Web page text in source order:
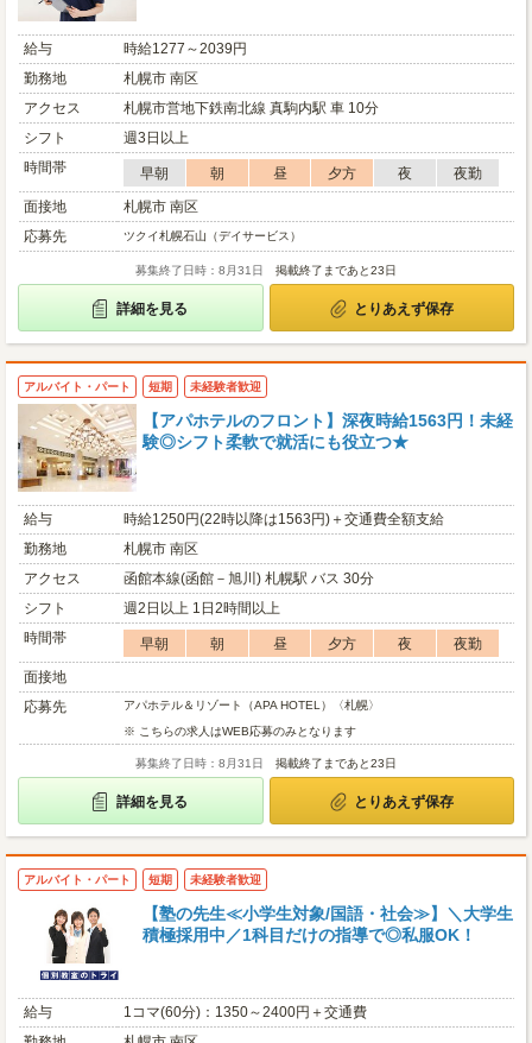
給与
時給1277～2039円
勤務地
札幌市 南区
アクセス
札幌市営地下鉄南北線 真駒内駅 車 10分
シフト
週3日以上
時間帯
早朝 朝 昼 夕方 夜
夜勤
面接地
札幌市 南区
応募先
ツクイ札幌石山（デイサービス）
募集終了日時：8月31日 掲載終了まであと23日
詳細を見る とりあえず保存
アルバイト・パート 短期 未経験者歓迎
【アパホテルのフロント】深夜時給1563円！未経
験◎シフト柔軟で就活にも役立つ★
給与
時給1250円(22時以降は1563円)＋交通費全額支給
勤務地
札幌市 南区
アクセス
函館本線(函館－旭川) 札幌駅 バス 30分
シフト
週2日以上 1日2時間以上
時間帯
早朝 朝 昼 夕方 夜
夜勤
面接地
応募先
アパホテル＆リゾート（APA HOTEL）〈札幌〉
※ こちらの求人はWEB応募のみとなります
募集終了日時：8月31日 掲載終了まであと23日
詳細を見る とりあえず保存
アルバイト・パート 短期 未経験者歓迎
【塾の先生≪小学生対象/国語・社会≫】＼大学生
積極採用中／1科目だけの指導で◎私服OK！
給与
1コマ(60分)：1350～2400円＋交通費